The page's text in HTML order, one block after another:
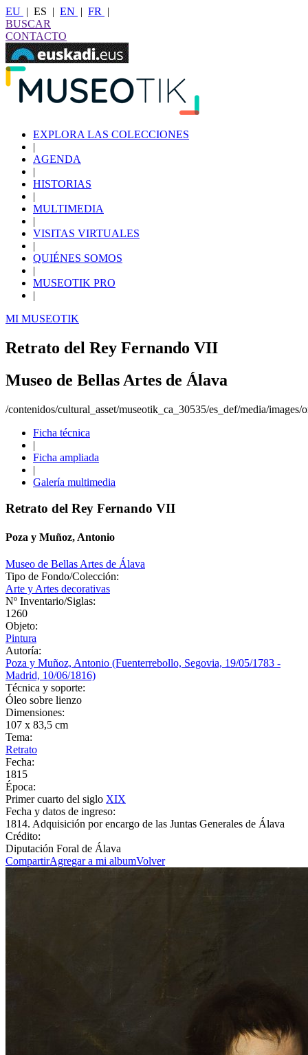
EU | ES | EN | FR
|
BUSCAR
CONTACTO
EXPLORA LAS COLECCIONES
|
AGENDA
|
HISTORIAS
|
MULTIMEDIA
|
VISITAS VIRTUALES
|
QUIÉNES SOMOS
|
MUSEOTIK PRO
|
MI MUSEOTIK
Retrato del Rey Fernando VII
Museo de Bellas Artes de Álava
/contenidos/cultural_asset/museotik_ca_30535/es_def/media/images/
Ficha técnica
|
Ficha ampliada
|
Galería multimedia
Retrato del Rey Fernando VII
Poza y Muñoz, Antonio
Museo de Bellas Artes de Álava
Tipo de Fondo/Colección:
Arte y Artes decorativas
Nº Inventario/Siglas:
1260
Objeto:
Pintura
Autoría:
Poza y Muñoz, Antonio (Fuenterrebollo, Segovia, 19/05/1783 -
Madrid, 10/06/1816)
Técnica y soporte:
Óleo sobre lienzo
Dimensiones:
107 x 83,5 cm
Tema:
Retrato
Fecha:
1815
Época:
Primer cuarto del siglo XIX
Fecha y datos de ingreso:
1814. Adquisición por encargo de las Juntas Generales de Álava
Crédito:
Diputación Foral de Álava
CompartirAgregar a mi albumVolver